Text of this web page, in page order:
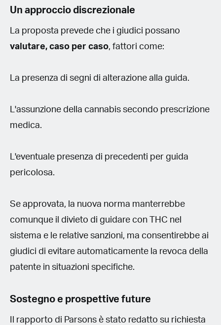
Un approccio discrezionale
La proposta prevede che i giudici possano
valutare, caso per caso, fattori come:
La presenza di segni di alterazione alla guida.
L'assunzione della cannabis secondo prescrizione
medica.
L'eventuale presenza di precedenti per guida
pericolosa.
Se approvata, la nuova norma manterrebbe
comunque il divieto di guidare con THC nel
sistema e le relative sanzioni, ma consentirebbe ai
giudici di evitare automaticamente la revoca della
patente in situazioni specifiche.
Sostegno e prospettive future
Il rapporto di Parsons è stato redatto su richiesta